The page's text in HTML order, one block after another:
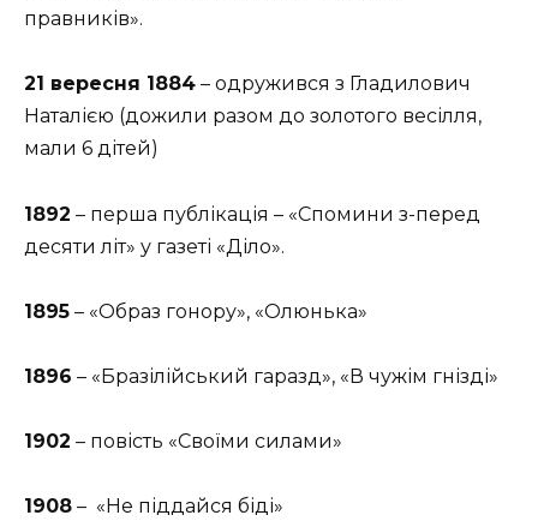
правників».
21 вересня 1884 – одружився з Гладилович
Наталією (дожили разом до золотого весілля,
мали 6 дітей)
1892 – перша публікація – «Спомини з-перед
десяти літ» у газеті «Діло».
1895 – «Образ гонору», «Олюнька»
1896 – «Бразілійський гаразд», «В чужім гнізді»
1902 – повість «Своїми силами»
1908 – «Не піддайся біді»